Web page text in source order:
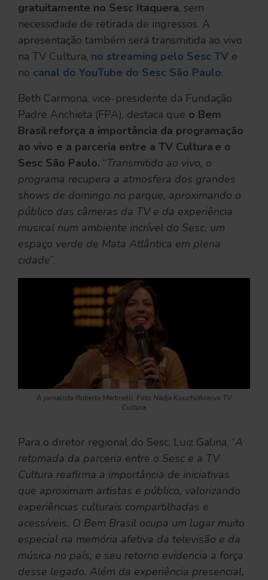
gratuitamente no Sesc Itaquera, sem
necessidade de retirada de ingressos. A
apresentação também será transmitida ao vivo
na TV Cultura, no streaming pelo Sesc TV e
no canal do YouTube do Sesc São Paulo.
Beth Carmona, vice-presidente da Fundação
Padre Anchieta (FPA), destaca que o Bem
Brasil reforça a importância da programação
ao vivo e a parceria entre a TV Cultura e o
Sesc São Paulo. “Transmitido ao vivo, o
programa recupera a atmosfera dos grandes
shows de domingo no parque, aproximando o
público das câmeras da TV e da experiência
musical num ambiente incrível do Sesc, um
espaço verde de Mata Atlântica em plena
cidade”.
A jornalista Roberta Martinelli. Foto Nadja Kouchi/Acervo TV
Cultura
Para o diretor regional do Sesc, Luiz Galina, “A
retomada da parceria entre o Sesc e a TV
Cultura reafirma a importância de iniciativas
que aproximam artistas e público, valorizando
experiências culturais compartilhadas e
acessíveis. O Bem Brasil ocupa um lugar muito
especial na memória afetiva da televisão e da
música no país, e seu retorno evidencia a força
desse legado. Além da experiência presencial,